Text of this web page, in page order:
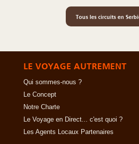
Tous les circuits en
LE VOYAGE AUTREMENT
Qui sommes-nous ?
Le Concept
Notre Charte
Le Voyage en Direct... c'est quoi ?
Les Agents Locaux Partenaires